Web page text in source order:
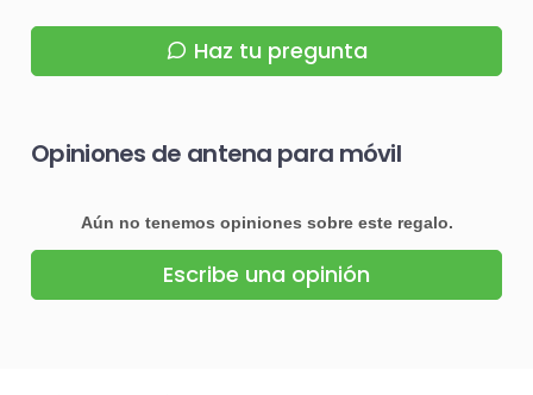
Haz tu pregunta
Opiniones de antena para móvil
Aún no tenemos opiniones sobre este regalo.
Escribe una opinión